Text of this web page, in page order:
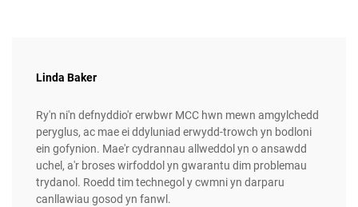
Linda Baker
Ry'n ni'n defnyddio'r erwbwr MCC hwn mewn amgylchedd
peryglus, ac mae ei ddyluniad erwydd-trowch yn bodloni
ein gofynion. Mae'r cydrannau allweddol yn o ansawdd
uchel, a'r broses wirfoddol yn gwarantu dim problemau
trydanol. Roedd tim technegol y cwmni yn darparu
canllawiau gosod yn fanwl.